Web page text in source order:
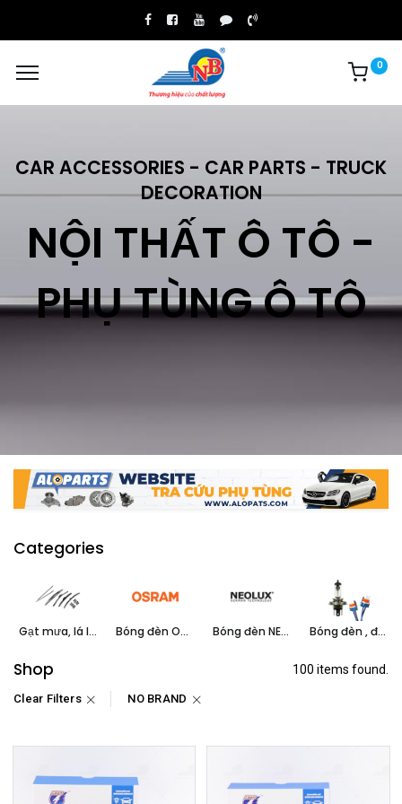
0
CAR ACCESSORIES - CAR PARTS - TRUCK
DECORATION
NỘI THẤT Ô TÔ -
PHỤ TÙNG Ô TÔ
Categories
Gạt mưa, lá lúa Bóng đèn OSRAM Bóng đèn NEOLUX Bóng đèn , đuôi đèn
Shop 100 items found.
Clear Filters NO BRAND